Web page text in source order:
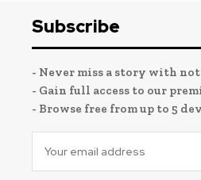
Subscribe
- Never miss a story with
- Gain full access to our
- Browse free from up to 5